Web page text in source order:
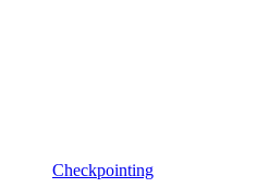
Checkpointing